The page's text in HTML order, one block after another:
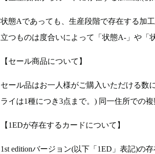
状態Aであっても、生産段階で存在する加
立つものは度合いによって「状態A-」や「
【セール商品について】
セール品はお一人様がご購入いただける数
ライは1種につき3点まで。) 同一住所での
【1EDが存在するカードについて】
1st editionバージョン(以下「1ED」表記)の